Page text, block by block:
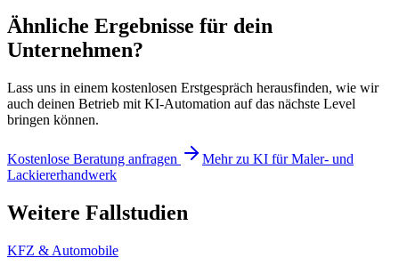
Ähnliche Ergebnisse für dein
Unternehmen?
Lass uns in einem kostenlosen Erstgespräch herausfinden, wie wir
auch deinen Betrieb mit KI-Automation auf das nächste Level
bringen können.
Kostenlose Beratung anfragen Mehr zu KI fürMaler- und
Lackiererhandwerk
Weitere Fallstudien
KFZ & Automobile